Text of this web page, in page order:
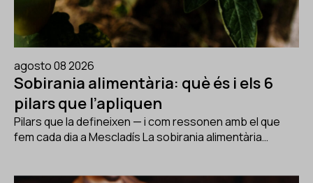
agosto 08 2026
Sobirania alimentària: què és i els 6
pilars que l’apliquen
Pilars que la defineixen — i com ressonen amb el que
fem cada dia a Mescladís La sobirania alimentària…